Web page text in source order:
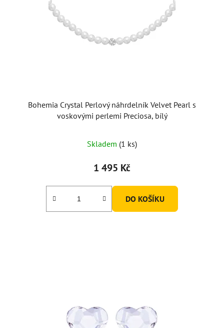
Bohemia Crystal Perlový náhrdelník Velvet Pearl s
voskovými perlemi Preciosa, bílý
Skladem (1 ks)
1 495 Kč
DO KOŠÍKU